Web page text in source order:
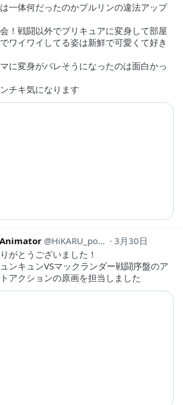
一体何だったのかプルリンの違法アップ
！戦闘以外でプリキュアに変身して部屋
ワイワイしてる姿は新鮮で可愛くて好き
に変身がバレそうになったのは面白かっ
チキ気になります
HiKARU_pontan
3月30日
がとうございました！
ンキュンVSマックランダー戦闘序盤のア
アクションの原画を担当しました